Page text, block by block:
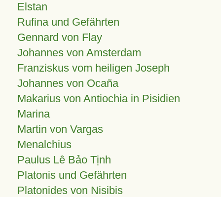
Elstan
Rufina und Gefährten
Gennard von Flay
Johannes von Amsterdam
Franziskus vom heiligen Joseph
Johannes von Ocaña
Makarius von Antiochia in Pisidien
Marina
Martin von Vargas
Menalchius
Paulus Lê Bảo Tịnh
Platonis und Gefährten
Platonides von Nisibis